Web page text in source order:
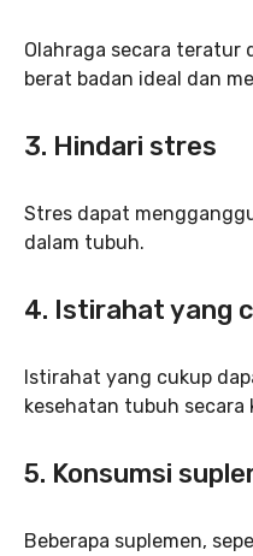
Olahraga secara teratur
berat badan ideal dan
3. Hindari stres
Stres dapat
dalam tubuh.
4. Istirahat yang
Istirahat yang cukup
kesehatan tubuh secara
5. Konsumsi
Beberapa suplemen,